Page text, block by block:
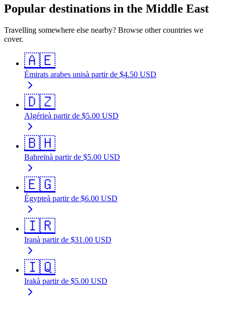
Popular destinations in the Middle East
Travelling somewhere else nearby? Browse other countries we
cover.
🇦🇪
Émirats arabes unisà partir de $4.50 USD
🇩🇿
Algérieà partir de $5.00 USD
🇧🇭
Bahreïnà partir de $5.00 USD
🇪🇬
Égypteà partir de $6.00 USD
🇮🇷
Iranà partir de $31.00 USD
🇮🇶
Irakà partir de $5.00 USD